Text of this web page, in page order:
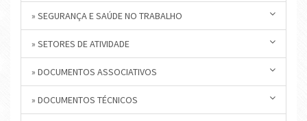
» SEGURANÇA E SAÚDE NO TRABALHO
» SETORES DE ATIVIDADE
» DOCUMENTOS ASSOCIATIVOS
» DOCUMENTOS TÉCNICOS